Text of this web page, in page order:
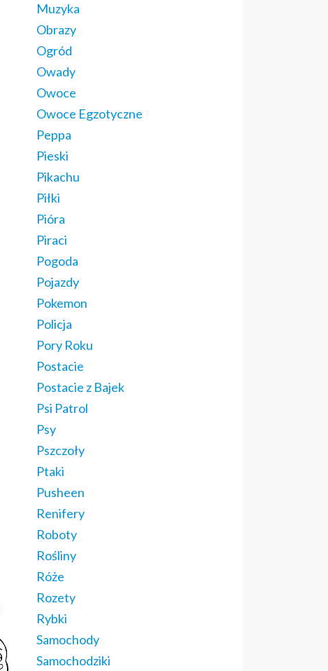
Muzyka
Obrazy
Ogród
Owady
Owoce
Owoce Egzotyczne
Peppa
Pieski
Pikachu
Piłki
Pióra
Piraci
Pogoda
Pojazdy
Pokemon
Policja
Pory Roku
Postacie
Postacie z Bajek
Psi Patrol
Psy
Pszczoły
Ptaki
Pusheen
Renifery
Roboty
Rośliny
Róże
Rozety
Rybki
Samochody
Samochodziki